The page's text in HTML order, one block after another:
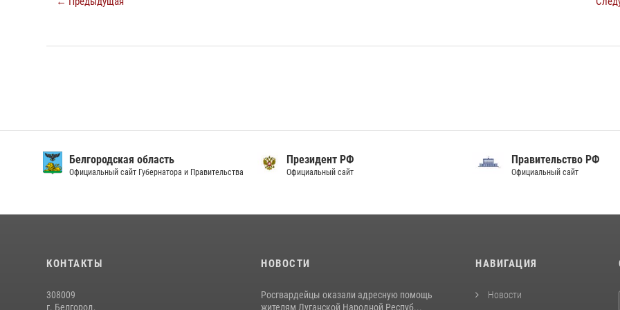
Белгородская область
Официальный сайт Губернатора и Правительства
Президент РФ
Официальный сайт
Правительство РФ
Официальный сайт
КОНТАКТЫ
308009
г. Белгород,
НОВОСТИ
Росгвардейцы оказали адресную помощь
жителям Луганской Народной Респуб...
НАВИГАЦИЯ
Новости